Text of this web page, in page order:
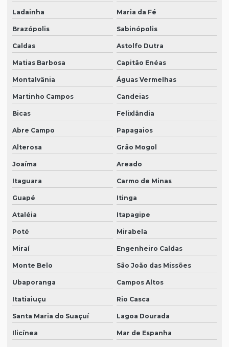
Ladainha Maria da Fé
Brazópolis Sabinópolis
Caldas Astolfo Dutra
Matias Barbosa Capitão Enéas
Montalvânia Águas Vermelhas
Martinho Campos Candeias
Bicas Felixlândia
Abre Campo Papagaios
Alterosa Grão Mogol
Joaíma Areado
Itaguara Carmo de Minas
Guapé Itinga
Ataléia Itapagipe
Poté Mirabela
Miraí Engenheiro Caldas
Monte Belo São João das Missões
Ubaporanga Campos Altos
Itatiaiuçu Rio Casca
Santa Maria do Suaçuí Lagoa Dourada
Ilicínea Mar de Espanha